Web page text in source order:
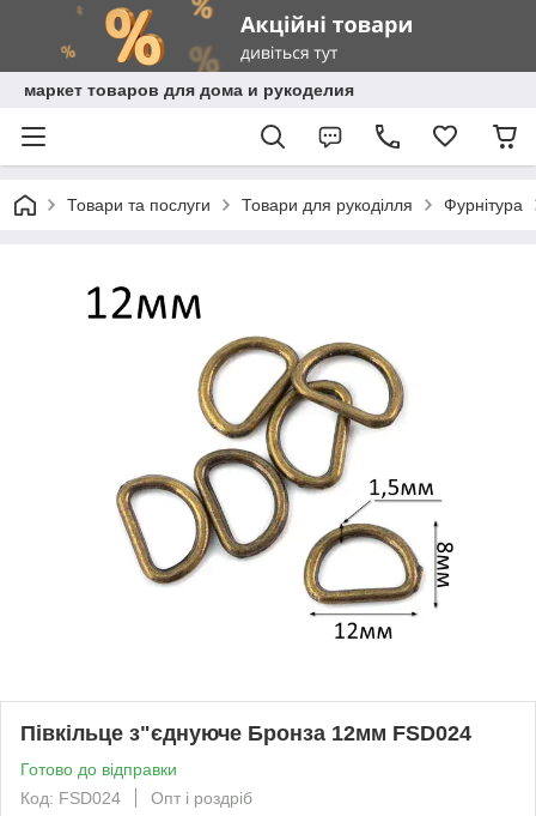
маркет товаров для дома и рукоделия
Товари та послуги Товари для рукоділля Фурнітура
Півкільце з"єднуюче Бронза 12мм FSD024
Готово до відправки
Код: FSD024
Опт і роздріб